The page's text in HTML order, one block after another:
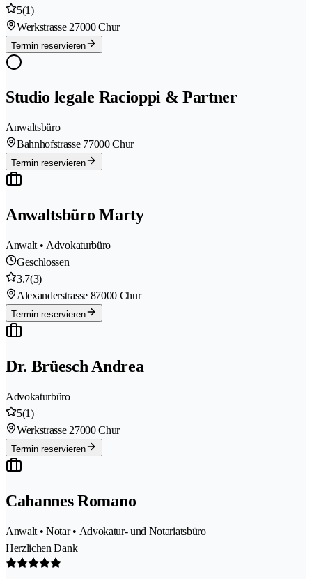
5(1)
Werkstrasse 27000 Chur
Termin reservieren
Studio legale Racioppi & Partner
Anwaltsbüro
Bahnhofstrasse 77000 Chur
Termin reservieren
Anwaltsbüro Marty
Anwalt • Advokaturbüro
Geschlossen
3.7(3)
Alexanderstrasse 87000 Chur
Termin reservieren
Dr. Brüesch Andrea
Advokaturbüro
5(1)
Werkstrasse 27000 Chur
Termin reservieren
Cahannes Romano
Anwalt • Notar • Advokatur- und Notariatsbüro
Herzlichen Dank